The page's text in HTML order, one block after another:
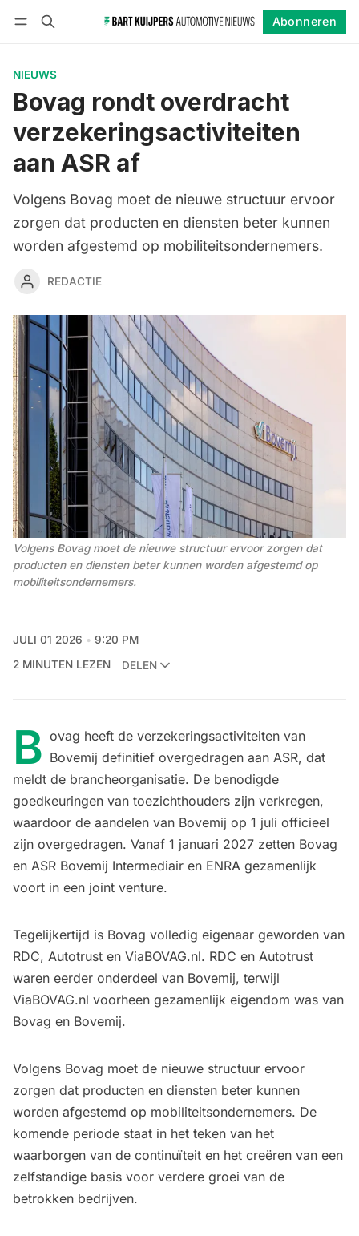
Abonneren
NIEUWS
Bovag rondt overdracht
verzekeringsactiviteiten
aan ASR af
Volgens Bovag moet de nieuwe structuur ervoor
zorgen dat producten en diensten beter kunnen
worden afgestemd op mobiliteitsondernemers.
REDACTIE
Volgens Bovag moet de nieuwe structuur ervoor zorgen dat
producten en diensten beter kunnen worden afgestemd op
mobiliteitsondernemers.
JULI 01 2026
9:20 PM
2 MINUTEN LEZEN
DELEN
B ovag heeft de verzekeringsactiviteiten van
Bovemij definitief overgedragen aan ASR, dat
meldt de brancheorganisatie. De benodigde
goedkeuringen van toezichthouders zijn verkregen,
waardoor de aandelen van Bovemij op 1 juli officieel
zijn overgedragen. Vanaf 1 januari 2027 zetten Bovag
en ASR Bovemij Intermediair en ENRA gezamenlijk
voort in een joint venture.
Tegelijkertijd is Bovag volledig eigenaar geworden van
RDC, Autotrust en ViaBOVAG.nl. RDC en Autotrust
waren eerder onderdeel van Bovemij, terwijl
ViaBOVAG.nl voorheen gezamenlijk eigendom was van
Bovag en Bovemij.
Volgens Bovag moet de nieuwe structuur ervoor
zorgen dat producten en diensten beter kunnen
worden afgestemd op mobiliteitsondernemers. De
komende periode staat in het teken van het
waarborgen van de continuïteit en het creëren van een
zelfstandige basis voor verdere groei van de
betrokken bedrijven.